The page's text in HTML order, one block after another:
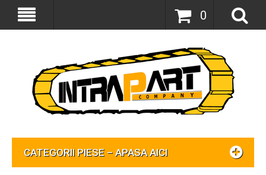
0
CATEGORII PIESE – APASA AICI